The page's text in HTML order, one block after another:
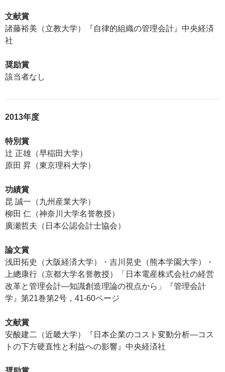
文献賞
諸藤裕美（立教大学）『自律的組織の管理会計』中央経済
社
奨励賞
該当者なし
2013年度
特別賞
辻 正雄（早稲田大学）
原田 昇（東京理科大学）
功績賞
昆 誠一（九州産業大学）
柳田 仁（神奈川大学名誉教授）
廣瀬哲夫（日本公認会計士協会）
論文賞
浅田拓史（大阪経済大学）・吉川晃史（熊本学園大学）・
上總康行（京都大学名誉教授）「日本電産株式会社の経営
改革と管理会計―知識創造理論の視点から」『管理会計
学』第21巻第2号，41-60ページ
文献賞
安酸建二（近畿大学）『日本企業のコスト変動分析―コス
トの下方硬直性と利益への影響』中央経済社